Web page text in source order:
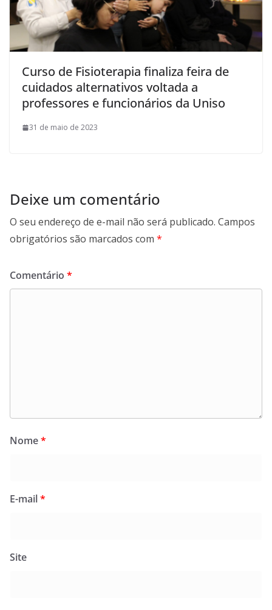
Curso de Fisioterapia finaliza feira de
cuidados alternativos voltada a
professores e funcionários da Uniso
31 de maio de 2023
Deixe um comentário
O seu endereço de e-mail não será publicado. Campos
obrigatórios são marcados com *
Comentário *
Nome*
E-mail*
Site